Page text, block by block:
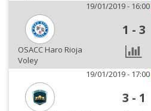
19/01/2019 - 16:00
1 - 3
OSACC Haro Rioja
Voley
19/01/2019 - 17:00
3 - 1